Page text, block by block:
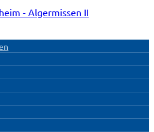
- Algermissen II